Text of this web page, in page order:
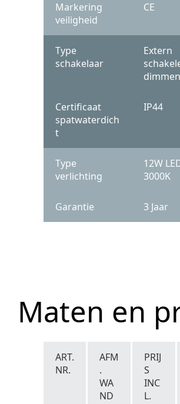
Markering
veiligheid
CE
Type
schakelaar
Extern
dimmen
Certificaat
spatwaterdich
t
IP44
Type
verlichting
12W
3000K
Garantie 3 Jaar
Maten en
ART.
NR.
AFM
.
WA
ND
PRIJ
S
INC
L.